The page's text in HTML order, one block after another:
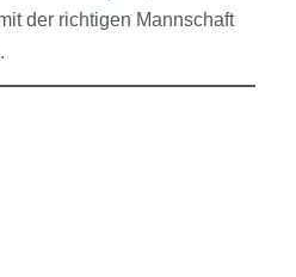
der richtigen Mannschaft